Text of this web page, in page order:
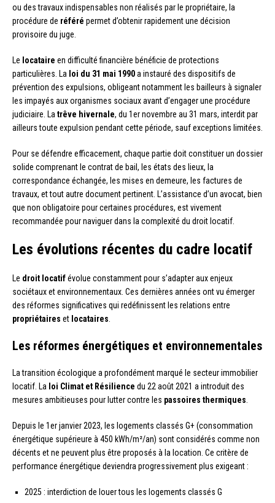
ou des travaux indispensables non réalisés par le propriétaire, la
procédure de référé permet d’obtenir rapidement une décision
provisoire du juge.
Le locataire en difficulté financière bénéficie de protections
particulières. La loi du 31 mai 1990a instauré des dispositifs de
prévention des expulsions, obligeant notamment les bailleurs à signaler
les impayés aux organismes sociaux avant d’engager une procédure
judiciaire. Latrêve hivernale, du 1er novembre au 31 mars, interdit par
ailleurs toute expulsion pendant cette période, sauf exceptions limitées.
Pour se défendre efficacement, chaque partie doit constituer un dossier
solide comprenant le contrat de bail, les états des lieux, la
correspondance échangée, les mises en demeure, les factures de
travaux, et tout autre document pertinent. L’assistance d’un avocat, bien
que non obligatoire pour certaines procédures, est vivement
recommandée pour naviguer dans la complexité du droit locatif.
Les évolutions récentes du cadre locatif
Le droit locatifévolue constamment pour s’adapter aux enjeux
sociétaux et environnementaux. Ces dernières années ont vu émerger
des réformes significatives qui redéfinissent les relations entre
propriétaires et locataires.
Les réformes énergétiques et environnementales
La transition écologique a profondément marqué le secteur immobilier
locatif. La loi Climat et Résilience du 22 août 2021 a introduit des
mesures ambitieuses pour lutter contre les passoires thermiques.
Depuis le 1er janvier 2023, les logements classés G+ (consommation
énergétique supérieure à 450 kWh/m²/an) sont considérés comme non
décents et ne peuvent plus être proposés à la location. Ce critère de
performance énergétique deviendra progressivement plus exigeant :
2025 : interdiction de louer tous les logements classés G